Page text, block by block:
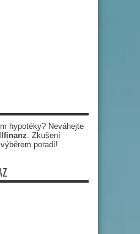
hypotéky? Neváhejte
. Zkušení
poradí!